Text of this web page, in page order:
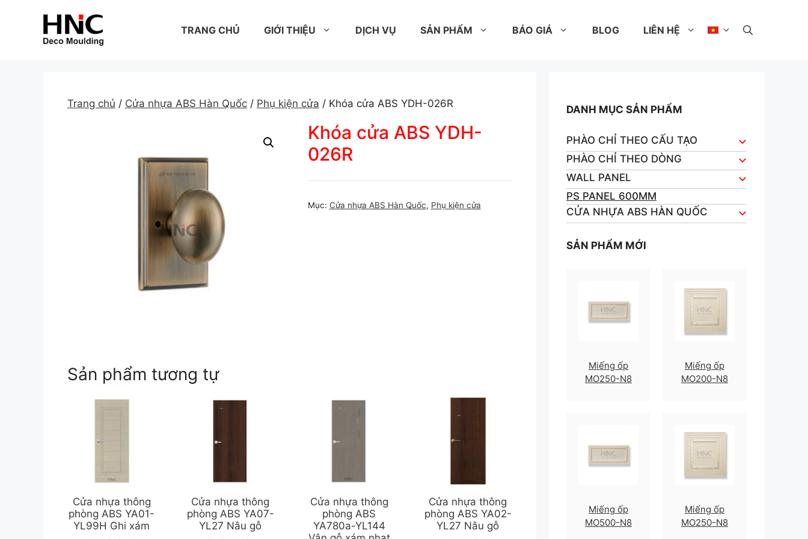
TRANG CHỦ GIỚI THIỆU DỊCH VỤ SẢN PHẨM BÁO GIÁ BLOG LIÊN HỆ
Trang chủ / Cửa nhựa ABS Hàn Quốc / Phụ kiện cửa / Khóa cửa ABS YDH-026R
Khóa cửa ABS YDH-
026R
Mục: Cửa nhựa ABS Hàn Quốc, Phụ kiện cửa
Sản phẩm tương tự
Cửa nhựa thông
phòng ABS YA01-
YL99H Ghi xám
Cửa nhựa thông
phòng ABS YA07-
YL27 Nâu gỗ
Cửa nhựa thông
phòng ABS
YA780a-YL144
Cửa nhựa thông
phòng ABS YA02-
YL27 Nâu gỗ
DANH MỤC SẢN PHẨM
PHÀO CHỈ THEO CẤU TẠO
PHÀO CHỈ THEO DÒNG
WALL PANEL
PS PANEL 600MM
CỬA NHỰA ABS HÀN QUỐC
SẢN PHẨM MỚI
Miếng ốp
MO250-N8
Miếng ốp
MO200-N8
Miếng ốp
MO500-N8
Miếng ốp
MO250-N8